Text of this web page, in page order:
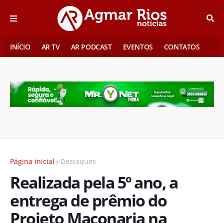
INÍCIO AR TV AR PODCAST EVENTOS CONTATOS
Página inicial Destaques
Realizada pela 5º ano, a
entrega de prêmio do
Projeto Maçonaria na